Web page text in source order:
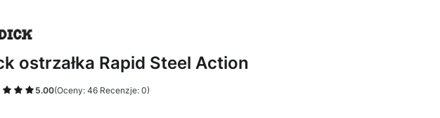
ostrzałka Rapid Steel Action
5.00(Oceny: 46 Recenzje: 0)